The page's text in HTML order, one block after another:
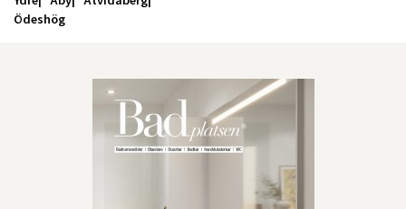
Ödeshög